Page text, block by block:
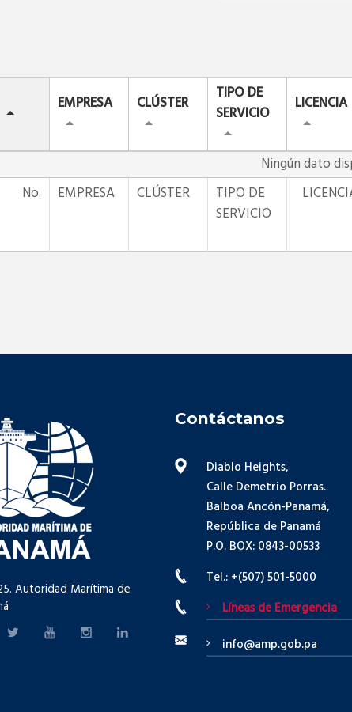
EMPRESA CLÚSTER
TIPO DE
SERVICIO
LICENCIA
Ningún dato
No.
EMPRESA CLÚSTER
TIPO DE
SERVICIO
Autoridad Marítima de
Contáctanos
Diablo Heights,
Calle Demetrio Porras.
Balboa Ancón-Panamá,
República de Panamá
P.O. BOX: 0843-00533
Tel.: +(507) 501-5000
Líneas de Emergencia
info@amp.gob.pa